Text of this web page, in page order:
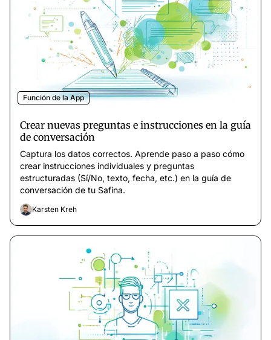
Función de la App
Crear nuevas preguntas e instrucciones en la guía
de conversación
Captura los datos correctos. Aprende paso a paso cómo
crear instrucciones individuales y preguntas
estructuradas (Sí/No, texto, fecha, etc.) en la guía de
conversación de tu Safina.
Karsten Kreh